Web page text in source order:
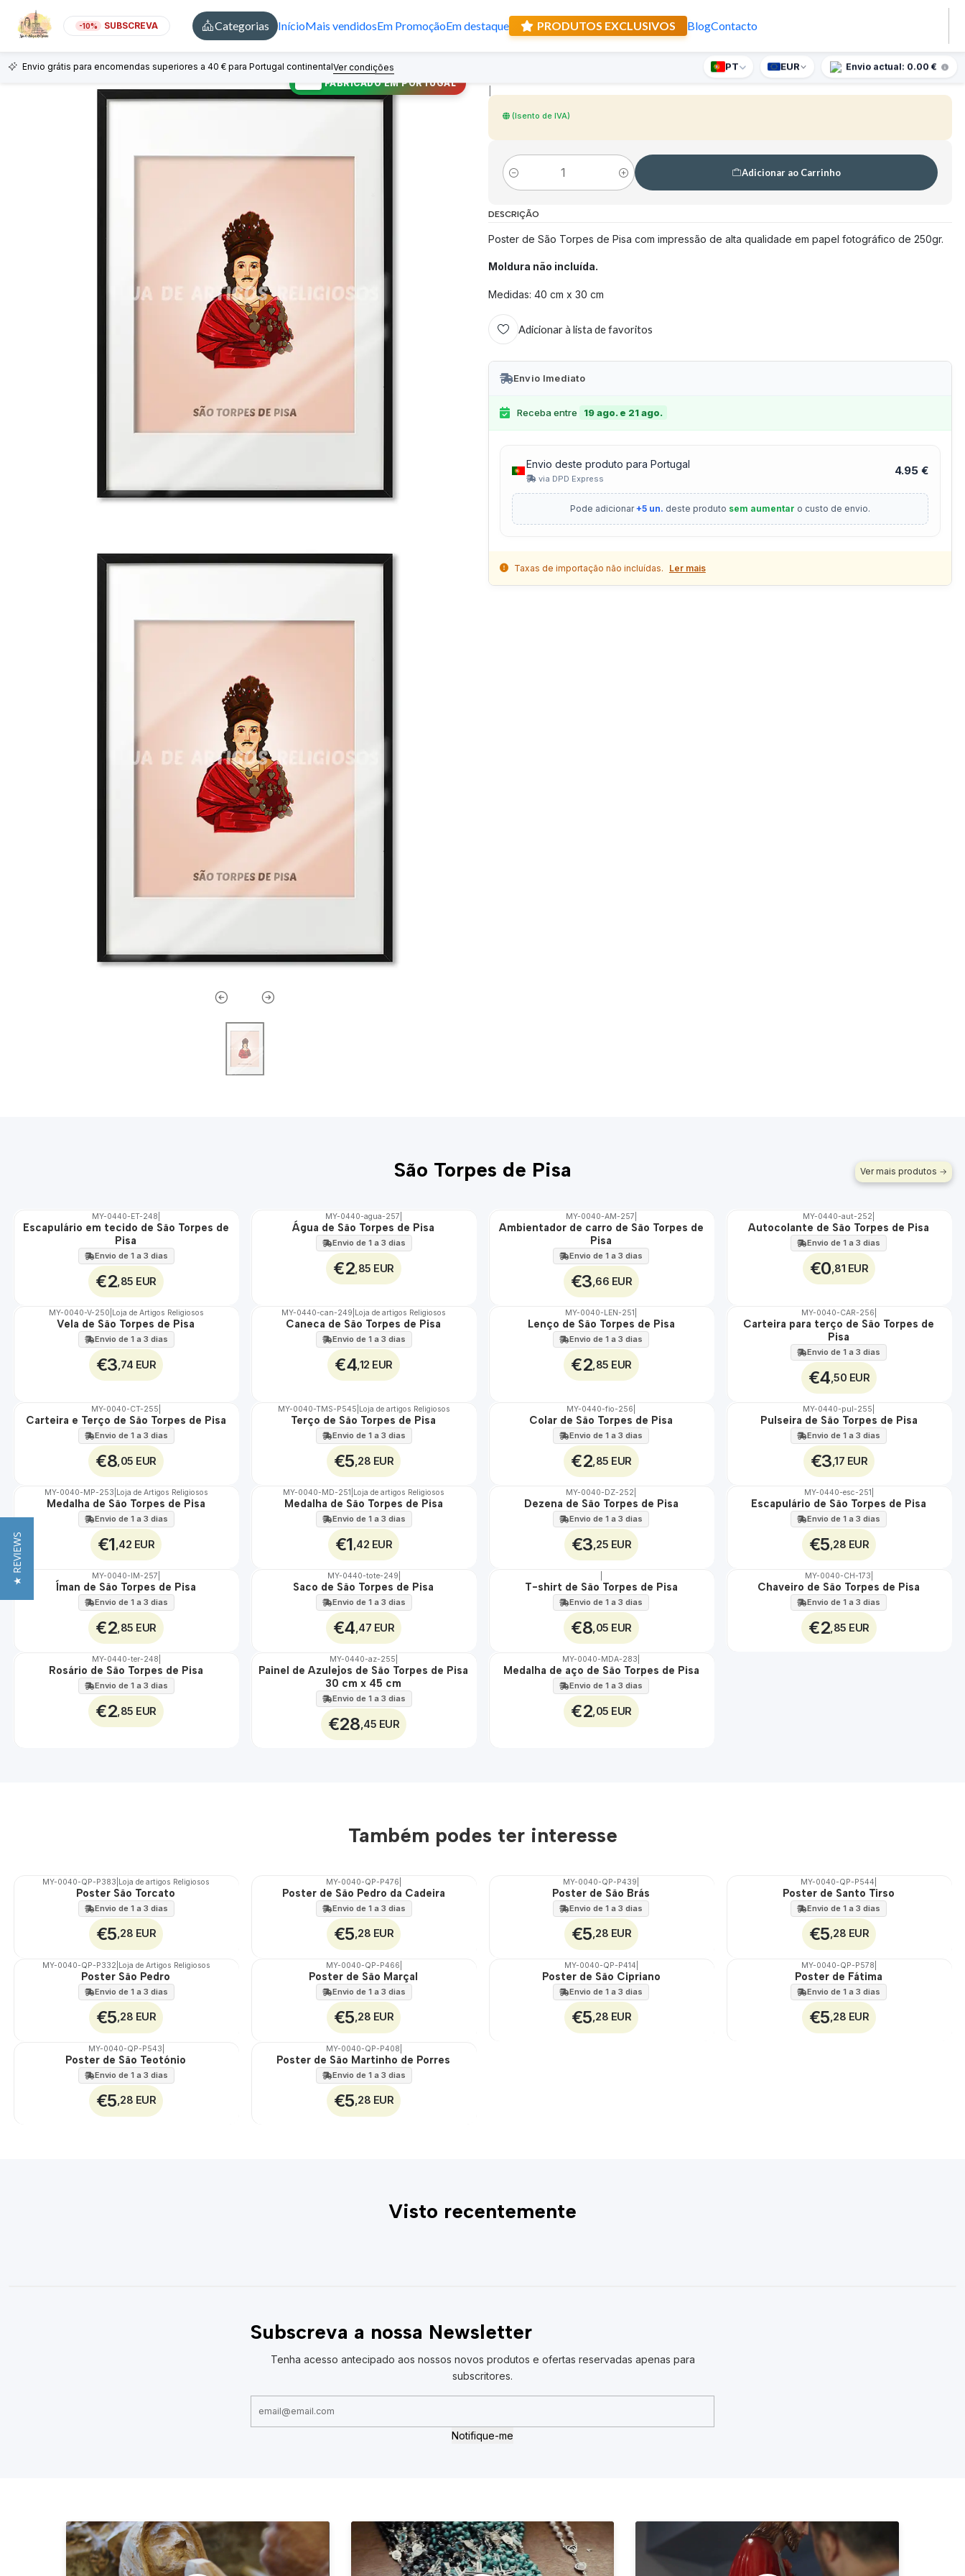
-10% SUBSCREVA Categorias InícioMais vendidosEm PromoçãoEm destaque PRODUTOS EXCLUSIVOS BlogContacto
Envio grátis para encomendas superiores a 40 € para Portugal continentalVer condições Recebe presente supresa para encomendas superiores a 90€
PT EUR Envio actual: 0.00 €
FABRICADO EM PORTUGAL Poster de São Torpes de Pisa
(Isento de IVA)
Quantidade
Adicionar ao Carrinho
DESCRIÇÃO
Poster de São Torpes de Pisa com impressão de alta qualidade em papel fotográfico de 250gr.
Moldura não incluída.
Medidas: 40 cm x 30 cm
Adicionar à lista de favoritos
Envio Imediato
Receba entre 19 ago. e 21 ago.
Envio deste produto para Portugal
via DPD Express
4.95 €
Pode adicionar+5 un. deste produto sem aumentar o custo de envio.
Taxas de importação não incluídas. Ler mais
São Torpes de Pisa Ver mais produtos
🇵🇹
MY-0440-ET-248
Escapulário em tecido de São Torpes de
Pisa
Envio de 1 a 3 dias
€2 ,85 EUR
MY-0440-agua-257
Água de São Torpes de Pisa
Envio de 1 a 3 dias
€2 ,85 EUR
🇵🇹
MY-0040-AM-257
Ambientador de carro de São Torpes de
Pisa
Envio de 1 a 3 dias
€3 ,66 EUR
🇵🇹
MY-0440-aut-252
Autocolante de São Torpes de Pisa
Envio de 1 a 3 dias
€0 ,81 EUR
MY-0040-V-250 Loja de Artigos Religiosos
Vela de São Torpes de Pisa
Envio de 1 a 3 dias
€3 ,74 EUR
MY-0440-can-249 Loja de artigos Religiosos
Caneca de São Torpes de Pisa
Envio de 1 a 3 dias
€4 ,12 EUR
MY-0040-LEN-251
Lenço de São Torpes de Pisa
Envio de 1 a 3 dias
€2 ,85 EUR
🇵🇹
MY-0040-CAR-256
Carteira para terço de São Torpes de
Pisa
Envio de 1 a 3 dias
€4 ,50 EUR
🇵🇹
MY-0040-CT-255
Carteira e Terço de São Torpes de Pisa
Envio de 1 a 3 dias
€8 ,05 EUR
MY-0040-TMS-P545 Loja de artigos Religiosos
Terço de São Torpes de Pisa
Envio de 1 a 3 dias
€5 ,28 EUR
MY-0440-fio-256
Colar de São Torpes de Pisa
Envio de 1 a 3 dias
€2 ,85 EUR
MY-0440-pul-255
Pulseira de São Torpes de Pisa
Envio de 1 a 3 dias
€3 ,17 EUR
MY-0040-MP-253 Loja de Artigos Religiosos
Medalha de São Torpes de Pisa
Envio de 1 a 3 dias
€1 ,42 EUR
MY-0040-MD-251 Loja de artigos Religiosos
Medalha de São Torpes de Pisa
Envio de 1 a 3 dias
€1 ,42 EUR
MY-0040-DZ-252
Dezena de São Torpes de Pisa
Envio de 1 a 3 dias
€3 ,25 EUR
🇵🇹
MY-0440-esc-251
Escapulário de São Torpes de Pisa
Envio de 1 a 3 dias
€5 ,28 EUR
MY-0040-IM-257
Íman de São Torpes de Pisa
Envio de 1 a 3 dias
€2 ,85 EUR
MY-0440-tote-249
Saco de São Torpes de Pisa
Envio de 1 a 3 dias
€4 ,47 EUR
T-shirt de São Torpes de Pisa
Envio de 1 a 3 dias
€8 ,05 EUR
🇵🇹
MY-0040-CH-173
Chaveiro de São Torpes de Pisa
Envio de 1 a 3 dias
€2 ,85 EUR
MY-0440-ter-248
Rosário de São Torpes de Pisa
Envio de 1 a 3 dias
€2 ,85 EUR
🇵🇹
MY-0440-az-255
Painel de Azulejos de São Torpes de Pisa
30 cm x 45 cm
Envio de 1 a 3 dias
€28 ,45 EUR
🇵🇹
MY-0040-MDA-283
Medalha de aço de São Torpes de Pisa
Envio de 1 a 3 dias
€2 ,05 EUR
Também podes ter interesse
MY-0040-QP-P383 Loja de artigos Religiosos
Poster São Torcato
Envio de 1 a 3 dias
€5 ,28 EUR
MY-0040-QP-P476
Poster de São Pedro da Cadeira
Envio de 1 a 3 dias
€5 ,28 EUR
MY-0040-QP-P439
Poster de São Brás
Envio de 1 a 3 dias
€5 ,28 EUR
MY-0040-QP-P544
Poster de Santo Tirso
Envio de 1 a 3 dias
€5 ,28 EUR
MY-0040-QP-P332 Loja de Artigos Religiosos
Poster São Pedro
Envio de 1 a 3 dias
€5 ,28 EUR
MY-0040-QP-P466
Poster de São Marçal
Envio de 1 a 3 dias
€5 ,28 EUR
MY-0040-QP-P414
Poster de São Cipriano
Envio de 1 a 3 dias
€5 ,28 EUR
MY-0040-QP-P578
Poster de Fátima
Envio de 1 a 3 dias
€5 ,28 EUR
MY-0040-QP-P543
Poster de São Teotónio
Envio de 1 a 3 dias
€5 ,28 EUR
🇵🇹
MY-0040-QP-P408
Poster de São Martinho de Porres
Envio de 1 a 3 dias
€5 ,28 EUR
Visto recentemente
Subscreva a nossa Newsletter
Tenha acesso antecipado aos nossos novos produtos e ofertas reservadas apenas para
subscritores.
Notifique-me
★ REVIEWS